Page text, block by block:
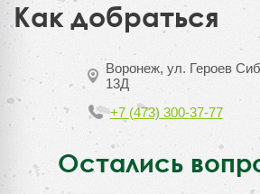
Как добраться
Воронеж, ул. Героев
13Д
+7 (473) 300-37-77
Остались